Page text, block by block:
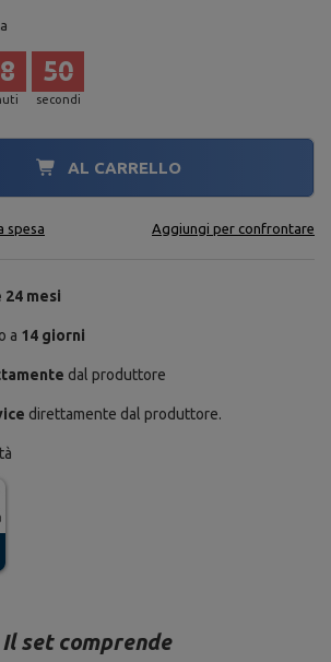
secondi
48
AL CARRELLO
spesa Aggiungi per confrontare
24 mesi
a 14 giorni
dal produttore
direttamente dal produttore.
Il set comprende